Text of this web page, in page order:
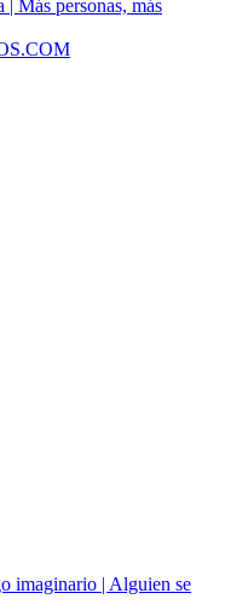
Más personas, más
imaginario | Alguien se